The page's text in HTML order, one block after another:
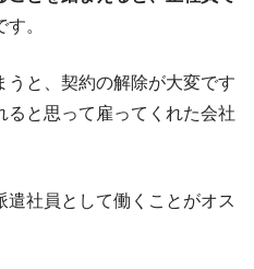
す。
うと、契約の解除が大変です
ると思って雇ってくれた会社
社員として働くことがオス